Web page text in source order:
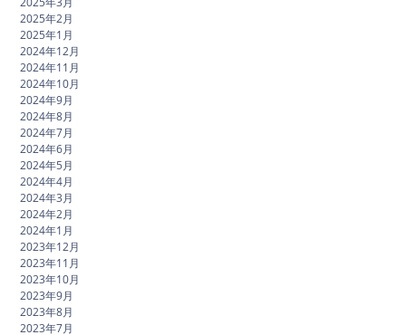
2025年2月
2025年1月
2024年12月
2024年11月
2024年10月
2024年9月
2024年8月
2024年7月
2024年6月
2024年5月
2024年4月
2024年3月
2024年2月
2024年1月
2023年12月
2023年11月
2023年10月
2023年9月
2023年8月
2023年7月